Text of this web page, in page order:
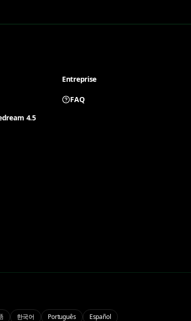
4.5
Entreprise
FAQ
한국어 Português Español